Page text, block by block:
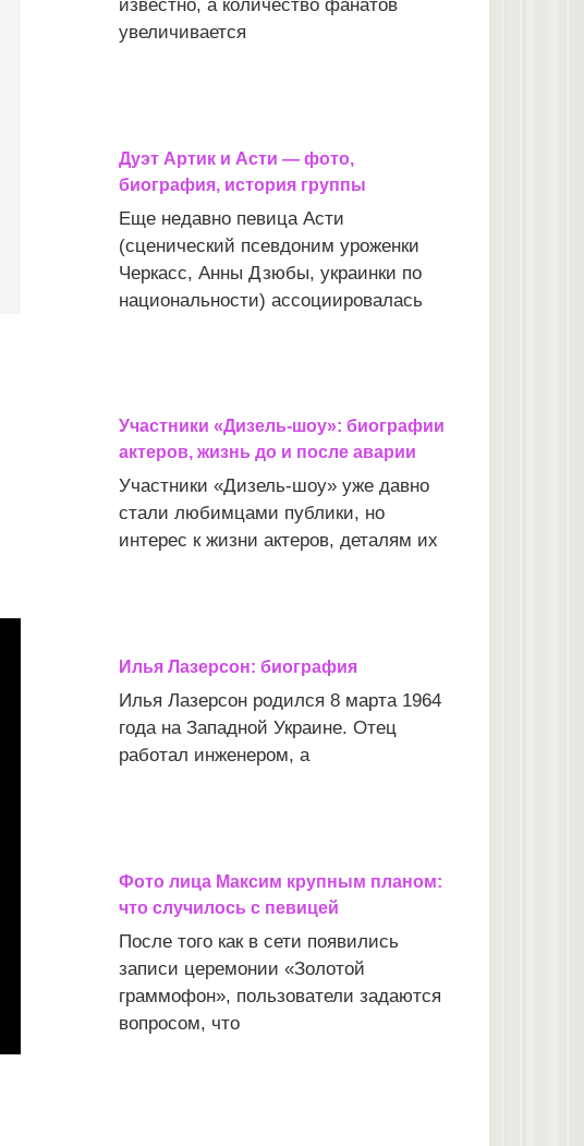
известно, а количество фанатов
увеличивается
Дуэт Артик и Асти — фото,
биография, история группы
Еще недавно певица Асти
(сценический псевдоним уроженки
Черкасс, Анны Дзюбы, украинки по
национальности) ассоциировалась
Участники «Дизель-шоу»: биографии
актеров, жизнь до и после аварии
Участники «Дизель-шоу» уже давно
стали любимцами публики, но
интерес к жизни актеров, деталям их
Илья Лазерсон: биография
Илья Лазерсон родился 8 марта 1964
года на Западной Украине. Отец
работал инженером, а
Фото лица Максим крупным планом:
что случилось с певицей
После того как в сети появились
записи церемонии «Золотой
граммофон», пользователи задаются
вопросом, что